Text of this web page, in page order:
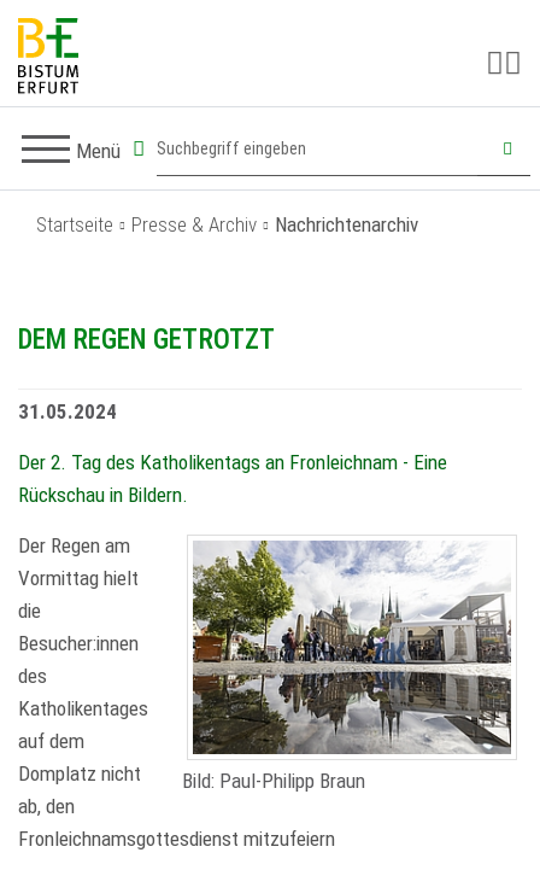
Menü
Startseite Presse & Archiv Nachrichtenarchiv
DEM REGEN GETROTZT
31.05.2024
Der 2. Tag des Katholikentags an Fronleichnam - Eine
Rückschau in Bildern.
Bild: Paul-Philipp Braun
Der Regen am
Vormittag hielt
die
Besucher:innen
des
Katholikentages
auf dem
Domplatz nicht
ab, den
Fronleichnamsgottesdienst mitzufeiern